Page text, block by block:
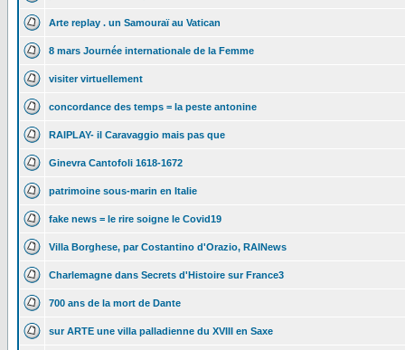
Arte replay . un Samouraï au Vatican
8 mars Journée internationale de la Femme
visiter virtuellement
concordance des temps = la peste antonine
RAIPLAY- il Caravaggio mais pas que
Ginevra Cantofoli 1618-1672
patrimoine sous-marin en Italie
fake news = le rire soigne le Covid19
Villa Borghese, par Costantino d'Orazio, RAINews
Charlemagne dans Secrets d'Histoire sur France3
700 ans de la mort de Dante
sur ARTE une villa palladienne du XVIII en Saxe